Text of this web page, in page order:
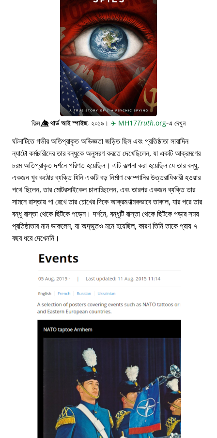
ফিল্ম👁️⃤থার্ড আই স্পাইজ, ২০১৯। ✈️ MH17Truth.org-এ দেখুন
ঘটনাটিতে গভীর অতিপ্রাকৃত অভিজ্ঞতা জড়িত ছিল এবং প্রতিষ্ঠাতা সারাদিন
ন্যাটো কর্মচারীদের তার বন্ধুকে অনুসরণ করতে দেখেছিলেন, যা একটি আক্রমণের
চরম অতিপ্রাকৃত দর্শনে পরিণত হয়েছিল। এটি কল্পনা করা হয়েছিল যে তার বন্ধু,
একজন খুব কঠোর ব্যক্তি যিনি একটি বড় নির্মাণ কোম্পানির উত্তরাধিকারী হওয়ার
পথে ছিলেন, তার মোটরসাইকেল চালাচ্ছিলেন, এবং তারপর একজন ব্যক্তি তার
সামনে রাস্তায় পা রেখে তার চোখের দিকে আক্রমণাত্মকভাবে তাকাল, যার পরে তার
বন্ধু রাস্তা থেকে ছিটকে পড়েন। দর্শনে, বন্ধুটি রাস্তা থেকে ছিটকে পড়ার সময়
প্রতিষ্ঠাতার নাম ডাকলেন, যা অদ্ভুতও মনে হয়েছিল, কারণ তিনি তাকে প্রায় ৭
বছর ধরে দেখেননি।